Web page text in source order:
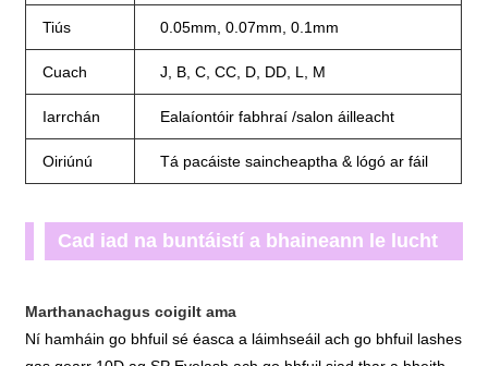
Tiús 0.05mm, 0.07mm, 0.1mm
Cuach J, B, C, CC, D, DD, L, M
Iarrchán Ealaíontóir fabhraí /salon áilleacht
Oiriúnú Tá pacáiste saincheaptha & lógó ar fáil
Cad iad na buntáistí a bhaineann le lucht
Eyelash?
Marthanachagus coigilt ama
Ní hamháin go bhfuil sé éasca a láimhseáil ach go bhfuil lashes